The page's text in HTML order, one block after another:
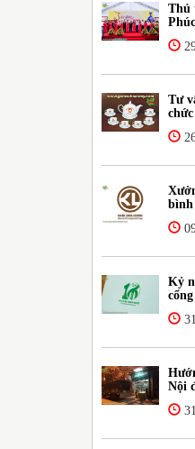
Thủ
Tư
Kỷ
Nội